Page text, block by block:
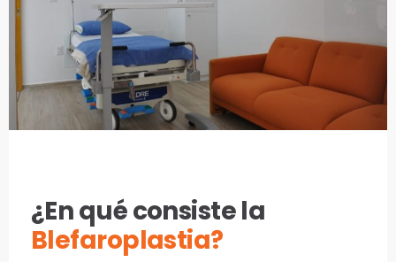
¿En qué consiste la
Blefaroplastia?